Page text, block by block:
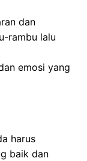
dan
rambu lalu
emosi yang
harus
baik dan